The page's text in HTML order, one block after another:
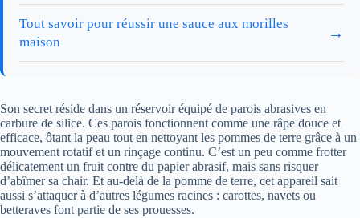
Tout savoir pour réussir une sauce aux morilles
maison
→
Son secret réside dans un réservoir équipé de parois abrasives en
carbure de silice. Ces parois fonctionnent comme une râpe douce et
efficace, ôtant la peau tout en nettoyant les pommes de terre grâce à un
mouvement rotatif et un rinçage continu. C’est un peu comme frotter
délicatement un fruit contre du papier abrasif, mais sans risquer
d’abîmer sa chair. Et au-delà de la pomme de terre, cet appareil sait
aussi s’attaquer à d’autres légumes racines : carottes, navets ou
betteraves font partie de ses prouesses.